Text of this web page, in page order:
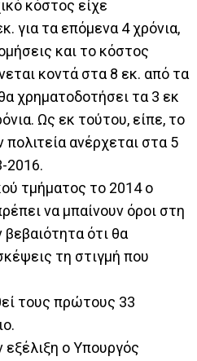
κόστος είχε
για τα επόμενα 4 χρόνια,
και το κόστος
κοντά στα 8 εκ. από τα
χρηματοδοτήσει τα 3 εκ
Ως εκ τούτου, είπε, το
πολιτεία ανέρχεται στα 5
2016.
τμήματος το 2014 ο
να μπαίνουν όροι στη
ότι θα
τη στιγμή που
τους πρώτους 33
εξέλιξη ο Υπουργός